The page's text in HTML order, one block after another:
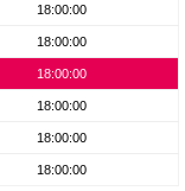
18:00:00
18:00:00
18:00:00
18:00:00
18:00:00
18:00:00